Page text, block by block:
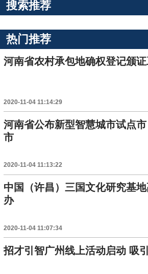
搜索推荐
热门推荐
河南省农村承包地确权登记颁
2020-11-04 11:14:29
河南省公布新型智慧城市试点
市
2020-11-04 11:13:22
中国（许昌）三国文化研究基
办
2020-11-04 11:07:34
招才引智广州线上活动启动 吸